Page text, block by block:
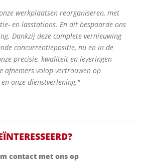
werkplaatsen reorganiseren, met
en lasstations. En dit bespaarde ons
Dankzij deze complete vernieuwing
concurrentiepositie, nu en in de
precisie, kwaliteit en leveringen
afnemers volop vertrouwen op
onze dienstverlening."
contact met ons op